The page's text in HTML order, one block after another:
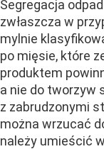
Segregacja
zwłaszcza w
mylnie
po mięsie, które
produktem
a nie do tworzyw
z zabrudzonymi
można wrzucać
należy umieścić